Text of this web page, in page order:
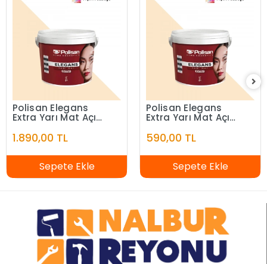
Polisan Elegans
Extra Yarı Mat Açık
1.890,00 TL
Sepete Ekle
Polisan Elegans
Extra Yarı Mat Açık
590,00 TL
Sepete Ekle